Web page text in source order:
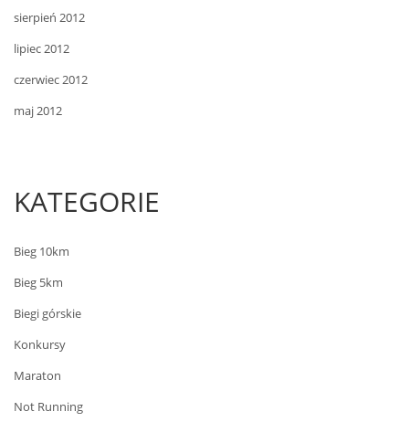
sierpień 2012
lipiec 2012
czerwiec 2012
maj 2012
KATEGORIE
Bieg 10km
Bieg 5km
Biegi górskie
Konkursy
Maraton
Not Running